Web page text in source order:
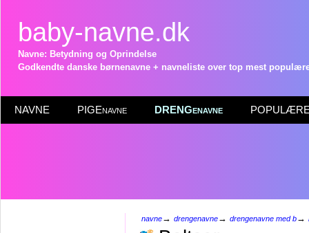
baby-navne.dk
Navne: Betydning og Oprindelse
Godkendte danske børnenavne + navneliste over top mest
NAVNE PIGEnavne DRENGenavne POPULÆRE
navne→ drengenavne→ drengenavne med b→